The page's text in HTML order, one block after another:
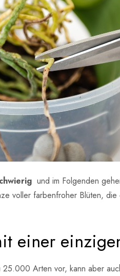
und im Folgenden
voller farbenfroher Blüten,
einer
Arten vor, kann aber